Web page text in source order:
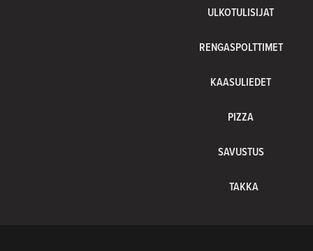
ULKOTULISIJAT
RENGASPOLTTIMET
KAASULIEDET
PIZZA
SAVUSTUS
TAKKA